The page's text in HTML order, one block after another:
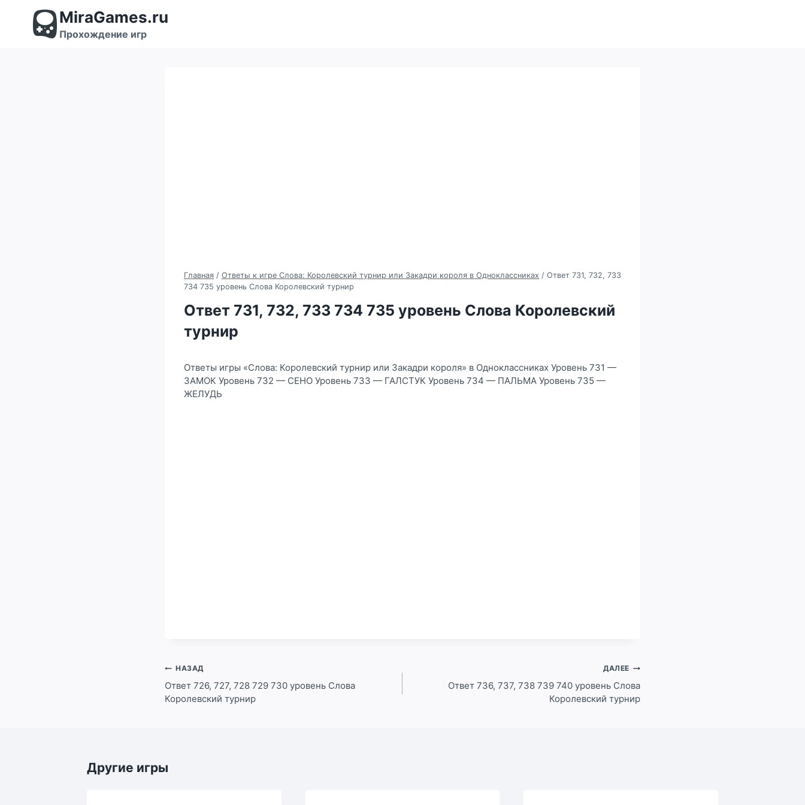
содержимому
MiraGames.ru
Прохождение игр
Главная / Ответы к игре Слова: Королевский турнир или Закадри короля в Одноклассниках / Ответ 731, 732, 733
734 735 уровень Слова Королевский турнир
Ответ 731, 732, 733 734 735 уровень Слова Королевский
турнир
Ответы игры «Слова: Королевский турнир или Закадри короля» в Одноклассниках Уровень 731 —
ЗАМОК Уровень 732 — СЕНО Уровень 733 — ГАЛСТУК Уровень 734 — ПАЛЬМА Уровень 735 —
ЖЕЛУДЬ
Навигация
по
записям
НАЗАД
Ответ 726, 727, 728 729 730 уровень Слова
Королевский турнир
ДАЛЕЕ
Ответ 736, 737, 738 739 740 уровень Слова
Королевский турнир
Другие игры